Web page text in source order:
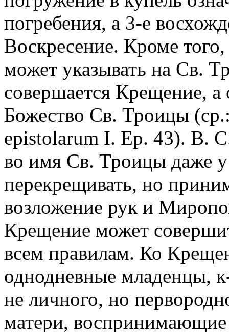
погребения, а 3-е
Воскресение. Кроме
может указывать на Св.
совершается Крещение, а
Божество Св. Троицы
epistolarum I. Ep. 43). В.
во имя Св. Троицы даже у
перекрещивать, но
возложение рук и
Крещение может
всем правилам. Ко
однодневные младенцы,
не личного, но
матери, воспринимающие